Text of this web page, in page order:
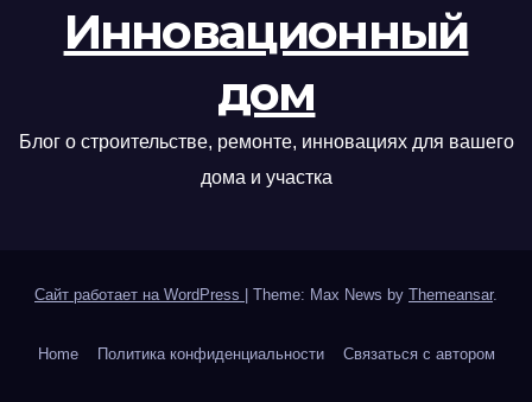
Инновационный
дом
Блог о строительстве, ремонте, инновациях для вашего
дома и участка
Сайт работает на WordPress Theme: Max News by Themeansar.
Home Политика конфиденциальности Связаться с автором